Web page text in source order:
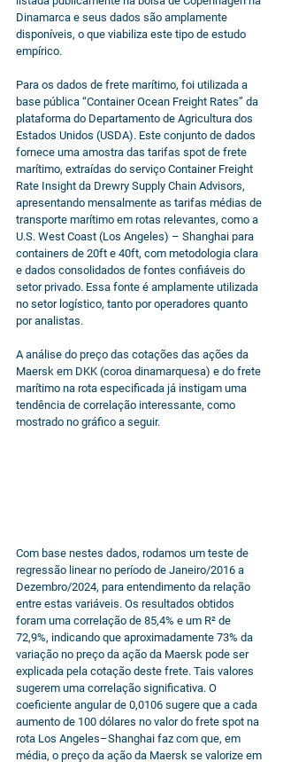
Dinamarca e seus dados são amplamente
disponíveis, o que viabiliza este tipo de estudo
empírico.
Para os dados de frete marítimo, foi utilizada a
base pública “Container Ocean Freight Rates” da
plataforma do Departamento de Agricultura dos
Estados Unidos (USDA). Este conjunto de dados
fornece uma amostra das tarifas spot de frete
marítimo, extraídas do serviço Container Freight
Rate Insight da Drewry Supply Chain Advisors,
apresentando mensalmente as tarifas médias de
transporte marítimo em rotas relevantes, como a
U.S. West Coast (Los Angeles) – Shanghai para
containers de 20ft e 40ft, com metodologia clara
e dados consolidados de fontes confiáveis do
setor privado. Essa fonte é amplamente utilizada
no setor logístico, tanto por operadores quanto
por analistas.
A análise do preço das cotações das ações da
Maersk em DKK (coroa dinamarquesa) e do frete
marítimo na rota especificada já instigam uma
tendência de correlação interessante, como
mostrado no gráfico a seguir.
Com base nestes dados, rodamos um teste de
regressão linear no período de Janeiro/2016 a
Dezembro/2024, para entendimento da relação
entre estas variáveis. Os resultados obtidos
foram uma correlação de 85,4% e um R² de
72,9%, indicando que aproximadamente 73% da
variação no preço da ação da Maersk pode ser
explicada pela cotação deste frete. Tais valores
sugerem uma correlação significativa. O
coeficiente angular de 0,0106 sugere que a cada
aumento de 100 dólares no valor do frete spot na
rota Los Angeles–Shanghai faz com que, em
média, o preço da ação da Maersk se valorize em